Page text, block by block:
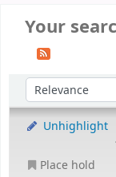
Your
Unhighlight
Place hold